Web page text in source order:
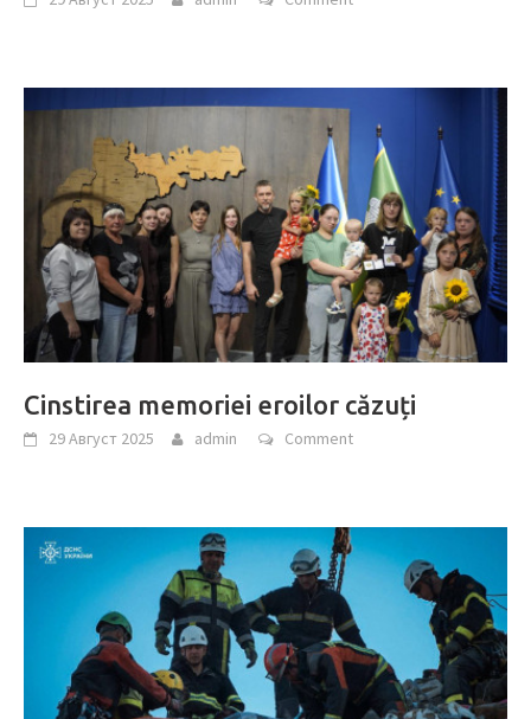
Cinstirea memoriei eroilor căzuți
29 Август 2025 admin Comment